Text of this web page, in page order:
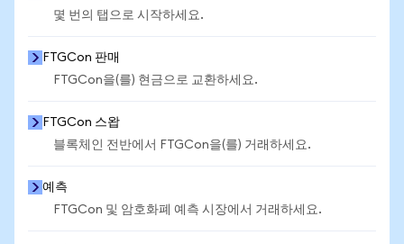
몇 번의 탭으로 시작하세요.
FTGCon 판매
FTGCon을(를) 현금으로 교환하세요.
FTGCon 스왑
블록체인 전반에서 FTGCon을(를) 거래하세요.
예측
FTGCon 및 암호화폐 예측 시장에서 거래하세요.